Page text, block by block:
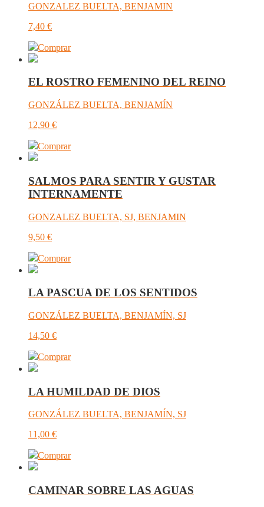
GONZALEZ BUELTA, BENJAMIN
7,40 €
Comprar
EL ROSTRO FEMENINO DEL REINO
GONZÁLEZ BUELTA, BENJAMÍN
12,90 €
Comprar
SALMOS PARA SENTIR Y GUSTAR
INTERNAMENTE
GONZALEZ BUELTA, SJ, BENJAMIN
9,50 €
Comprar
LA PASCUA DE LOS SENTIDOS
GONZÁLEZ BUELTA, BENJAMÍN, SJ
14,50 €
Comprar
LA HUMILDAD DE DIOS
GONZÁLEZ BUELTA, BENJAMÍN, SJ
11,00 €
Comprar
CAMINAR SOBRE LAS AGUAS